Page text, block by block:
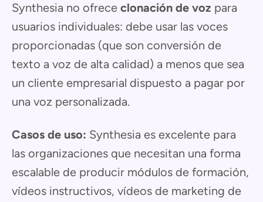
Synthesia no ofrece clonación de voz para
usuarios individuales: debe usar las voces
proporcionadas (que son conversión de
texto a voz de alta calidad) a menos que sea
un cliente empresarial dispuesto a pagar por
una voz personalizada.
Casos de uso: Synthesia es excelente para
las organizaciones que necesitan una forma
escalable de producir módulos de formación,
vídeos instructivos, vídeos de marketing de